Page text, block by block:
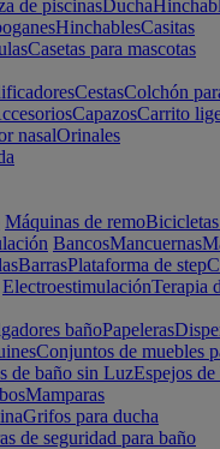
de piscinasDucha
HinchablesCasitas
Casetas para mascotas
CestasColchón
CapazosCarrito
nasalOrinales
Máquinas de remo
BancosMancuernas
BarrasPlataforma de step
ElectroestimulaciónTerapia
bañoPapeleras
Conjuntos de muebles
de baño sin LuzEspejos
Mamparas
Grifos para ducha
de seguridad para baño